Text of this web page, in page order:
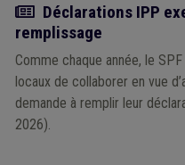
Actualité
Déclarations IPP
remplissage
Comme chaque année, le
locaux de collaborer en vue
demande à remplir leur
2026).